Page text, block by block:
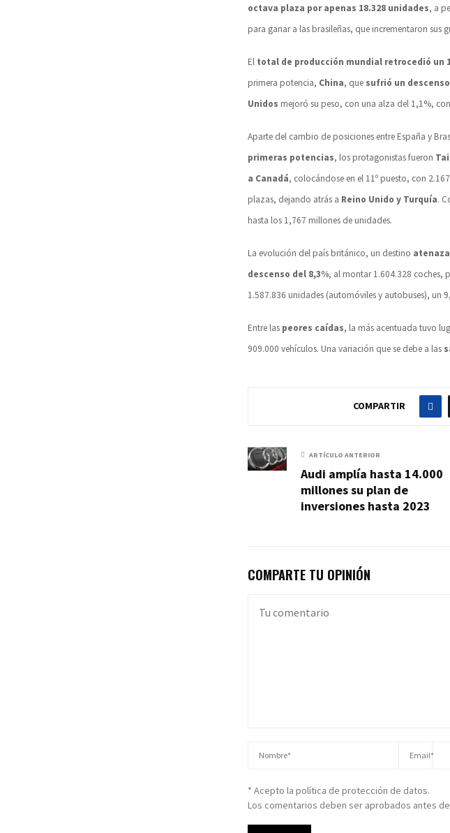
octava plaza por apenas 18.328 unidades, a
para ganar a las brasileñas, que incrementaron sus
El total de producción mundial retrocedió un
primera potencia, China, que sufrió un
Unidos mejoró su peso, con una alza del 1,1%,
Aparte del cambio de posiciones entre España y
primeras potencias, los protagonistas fueron
a Canadá, colocándose en el 11º puesto, con
plazas, dejando atrás a Reino Unido y Turquía.
hasta los 1,767 millones de unidades.
La evolución del país británico, un destino
descenso del 8,3%, al montar 1.604.328 coches,
1.587.836 unidades (automóviles y autobuses), un
Entre las peores caídas, la más acentuada tuvo
909.000 vehículos. Una variación que se debe a las
COMPARTIR
ARTÍCULO ANTERIOR
Audi amplía hasta 14.000
millones su plan de
inversiones hasta 2023
COMPARTE TU OPINIÓN
* Acepto la política de protección de datos.
Los comentarios deben ser aprobados antes